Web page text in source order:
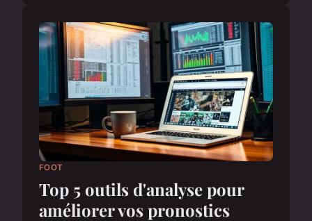
FOOT
Top 5 outils d'analyse pour
améliorer vos pronostics